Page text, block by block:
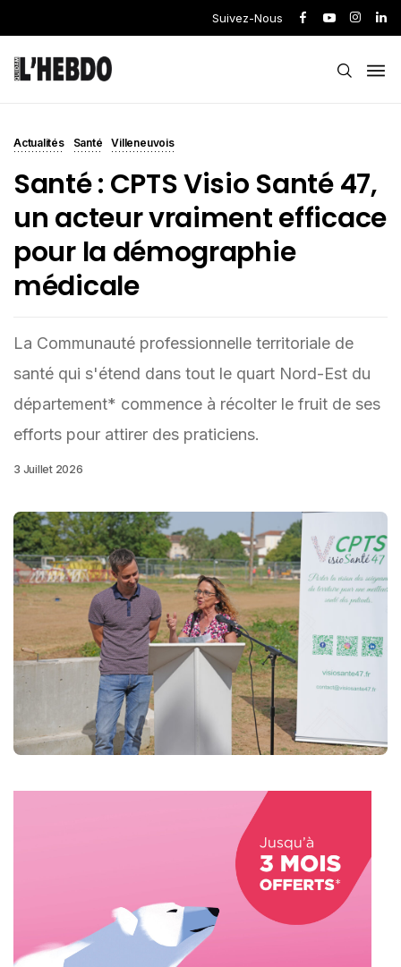
Suivez-Nous
Actualités Santé Villeneuvois
Santé : CPTS Visio Santé 47,
un acteur vraiment efficace
pour la démographie
médicale
La Communauté professionnelle territoriale de
santé qui s'étend dans tout le quart Nord-Est du
département* commence à récolter le fruit de ses
efforts pour attirer des praticiens.
3 Juillet 2026